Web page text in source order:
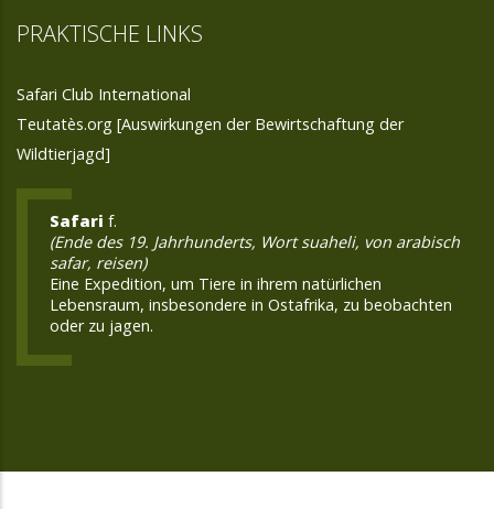
PRAKTISCHE LINKS
Safari Club International
Teutatès.org [Auswirkungen der Bewirtschaftung der
Wildtierjagd]
Safari f.
(Ende des 19. Jahrhunderts, Wort suaheli, von arabisch
safar, reisen)
Eine Expedition, um Tiere in ihrem natürlichen
Lebensraum, insbesondere in Ostafrika, zu beobachten
oder zu jagen.